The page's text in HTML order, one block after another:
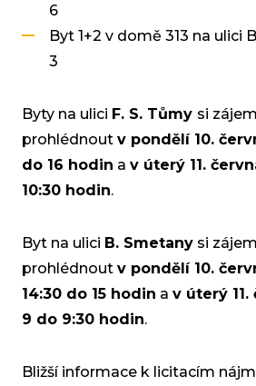
6
Byt 1+2 v domě 313 na ulici
3
Byty na ulici F. S. Tůmy si
prohlédnout v pondělí 10.
do 16 hodin a v úterý 11.
10:30 hodin.
Byt na ulici B. Smetanysi
prohlédnout v pondělí 10.
14:30 do 15 hodin a v úterý
9 do 9:30 hodin.
Bližší informace k licitacím